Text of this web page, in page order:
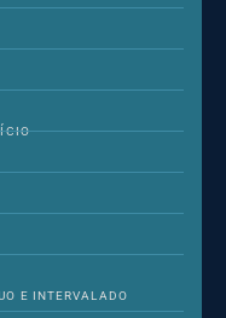
E INTERVALADO